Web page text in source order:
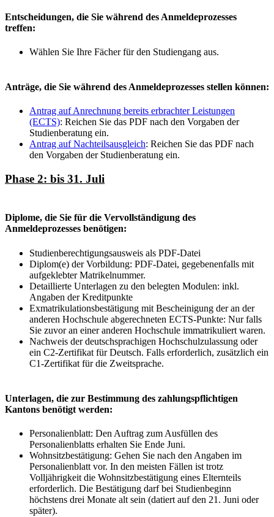
Entscheidungen, die Sie während des Anmeldeprozesses
treffen:
Wählen Sie Ihre Fächer für den Studiengang aus.
Anträge, die Sie während des Anmeldeprozesses stellen können:
Antrag auf Anrechnung bereits erbrachter Leistungen
(ECTS): Reichen Sie das PDF nach den Vorgaben der
Studienberatung ein.
Antrag auf Nachteilsausgleich: Reichen Sie das PDF nach
den Vorgaben der Studienberatung ein.
Phase 2: bis 31. Juli
Diplome, die Sie für die Vervollständigung des
Anmeldeprozesses benötigen:
Studienberechtigungsausweis als PDF-Datei
Diplom(e) der Vorbildung: PDF-Datei, gegebenenfalls mit
aufgeklebter Matrikelnummer.
Detaillierte Unterlagen zu den belegten Modulen: inkl.
Angaben der Kreditpunkte
Exmatrikulationsbestätigung mit Bescheinigung der an der
anderen Hochschule abgerechneten ECTS-Punkte: Nur falls
Sie zuvor an einer anderen Hochschule immatrikuliert waren.
Nachweis der deutschsprachigen Hochschulzulassung oder
ein C2-Zertifikat für Deutsch. Falls erforderlich, zusätzlich ein
C1-Zertifikat für die Zweitsprache.
Unterlagen, die zur Bestimmung des zahlungspflichtigen
Kantons benötigt werden:
Personalienblatt: Den Auftrag zum Ausfüllen des
Personalienblatts erhalten Sie Ende Juni.
Wohnsitzbestätigung: Gehen Sie nach den Angaben im
Personalienblatt vor. In den meisten Fällen ist trotz
Volljährigkeit die Wohnsitzbestätigung eines Elternteils
erforderlich. Die Bestätigung darf bei Studienbeginn
höchstens drei Monate alt sein (datiert auf den 21. Juni oder
später).